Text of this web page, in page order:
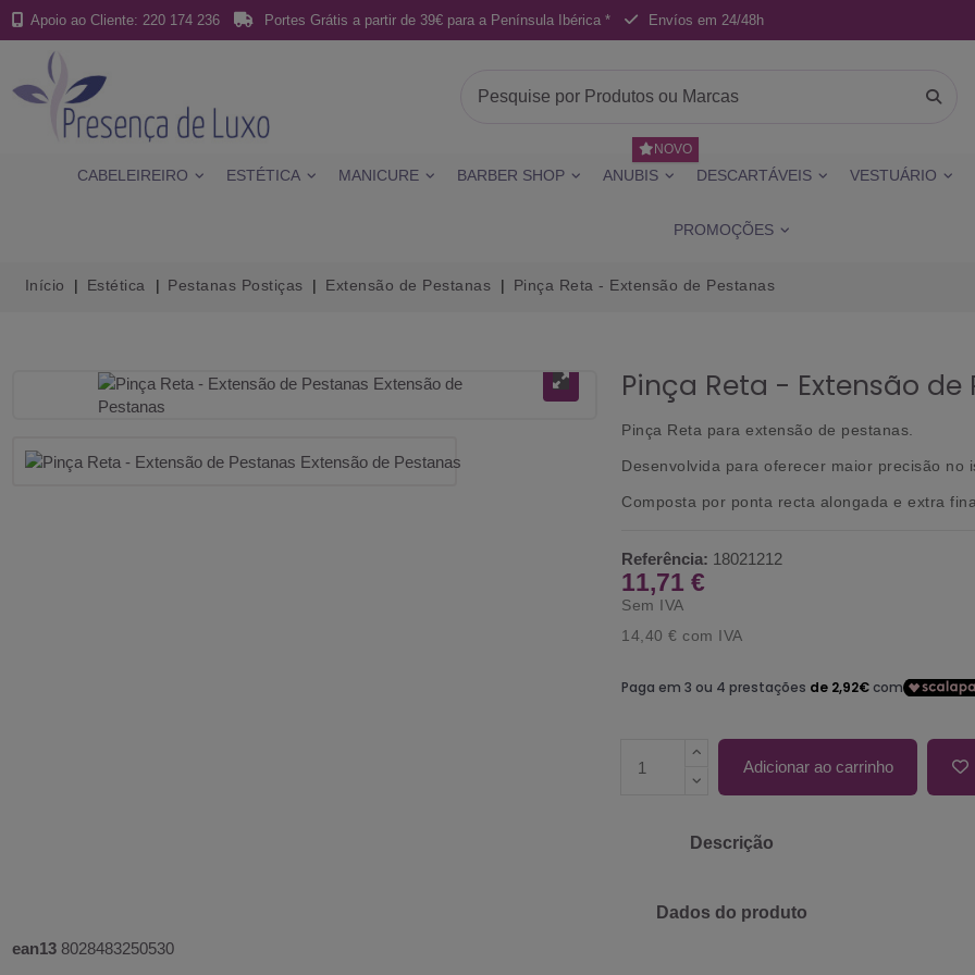
Apoio ao Cliente: 220 174 236 Portes Grátis a partir de 39€ para a Península Ibérica * Envíos em 24/48h
CABELEIREIRO ESTÉTICA MANICURE BARBER SHOP ANUBIS
NOVO
DESCARTÁVEIS VESTUÁRIO
PROMOÇÕES
Início Estética Pestanas Postiças Extensão de Pestanas Pinça Reta - Extensão de Pestanas
Pinça Reta - Extensão de
Pinça Reta para extensão de pestanas.
Desenvolvida para oferecer maior precisão no
Composta por ponta recta alongada e extra
Referência: 18021212
11,71 €
Sem IVA
14,40 € com IVA
Adicionar ao carrinho
Descrição
Dados do produto
ean13 8028483250530